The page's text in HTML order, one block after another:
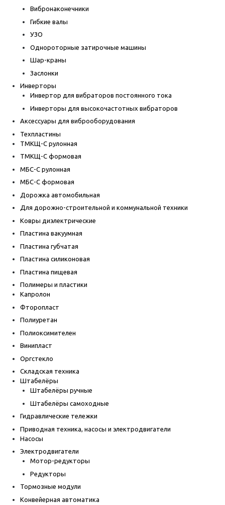
Вибронаконечники
Гибкие валы
УЗО
Однороторные затирочные машины
Шар-краны
Заслонки
Инверторы
Инвертор для вибраторов постоянного тока
Инверторы для высокочастотных вибраторов
Аксессуары для виброоборудования
Техпластины
ТМКЩ-С рулонная
ТМКЩ-С формовая
МБС-С рулонная
МБС-С формовая
Дорожка автомобильная
Для дорожно-строительной и коммунальной техники
Ковры диэлектрические
Пластина вакуумная
Пластина губчатая
Пластина силиконовая
Пластина пищевая
Полимеры и пластики
Капролон
Фторопласт
Полиуретан
Полиоксимителен
Винипласт
Оргстекло
Складская техника
Штабелёры
Штабелёры ручные
Штабелёры самоходные
Гидравлические тележки
Приводная техника, насосы и электродвигатели
Насосы
Электродвигатели
Мотор-редукторы
Редукторы
Тормозные модули
Конвейерная автоматика